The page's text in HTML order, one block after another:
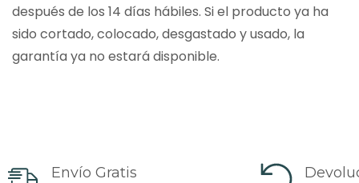
después de los 14 días hábiles. Si el producto ya ha
sido cortado, colocado, desgastado y usado, la
garantía ya no estará disponible.
Envío Gratis